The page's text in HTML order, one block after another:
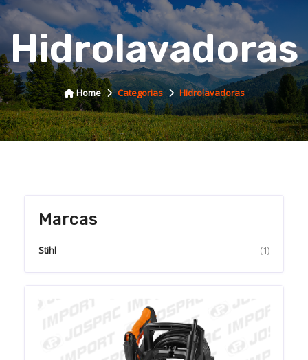
Hidrolavadoras
Home Categorias Hidrolavadoras
Marcas
Stihl (1)